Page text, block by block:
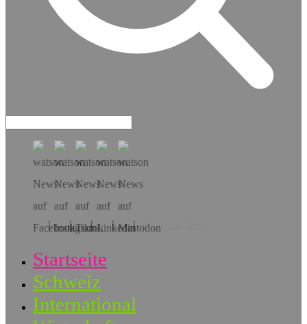
Hol dir die App!
Startseite
Schweiz
International